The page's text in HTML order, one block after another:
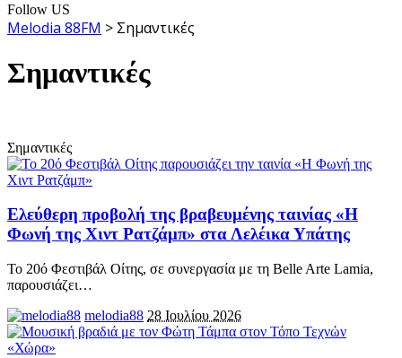
Follow US
Melodia 88FM > Σημαντικές
Σημαντικές
Σημαντικές
Ελεύθερη προβολή της βραβευμένης ταινίας «Η
Φωνή της Χιντ Ρατζάμπ» στα Λελέικα Υπάτης
Το 20ό Φεστιβάλ Οίτης, σε συνεργασία με τη Belle Arte Lamia,
παρουσιάζει…
melodia88 28 Ιουλίου 2026